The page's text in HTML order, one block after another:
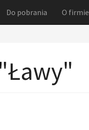
Do pobrania O firmie